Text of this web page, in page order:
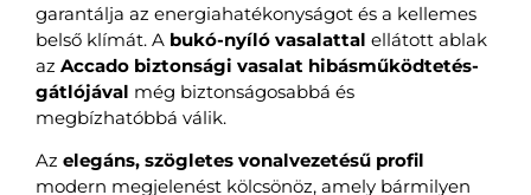
garantálja az energiahatékonyságot és a kellemes
belső klímát. A bukó-nyíló vasalattal ellátott ablak
az Accado biztonsági vasalat hibásműködtetés-
gátlójával még biztonságosabbá és
megbízhatóbbá válik.
Az elegáns, szögletes vonalvezetésű profil
modern megjelenést kölcsönöz, amely bármilyen